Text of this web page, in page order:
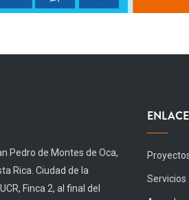
Pedro de Montes de Oca,
Rica. Ciudad de la
Finca 2, al final del
Servicios